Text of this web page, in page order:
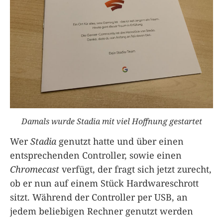
Damals wurde Stadia mit viel Hoffnung gestartet
WerStadia genutzt hatte und über einen
entsprechenden Controller, sowie einen
Chromecast verfügt, der fragt sich jetzt zurecht,
ob er nun auf einem Stück Hardwareschrott
sitzt. Während der Controller per USB, an
jedem beliebigen Rechner genutzt werden